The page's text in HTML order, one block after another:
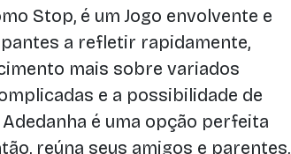
Stop, é um Jogo envolvente e
a refletir rapidamente,
mais sobre variados
e a possibilidade de
é uma opção perfeita
reúna seus amigos e parentes,